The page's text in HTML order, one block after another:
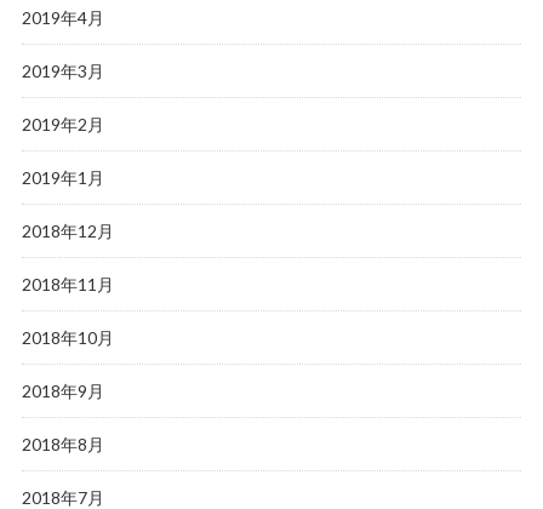
2019年4月
2019年3月
2019年2月
2019年1月
2018年12月
2018年11月
2018年10月
2018年9月
2018年8月
2018年7月